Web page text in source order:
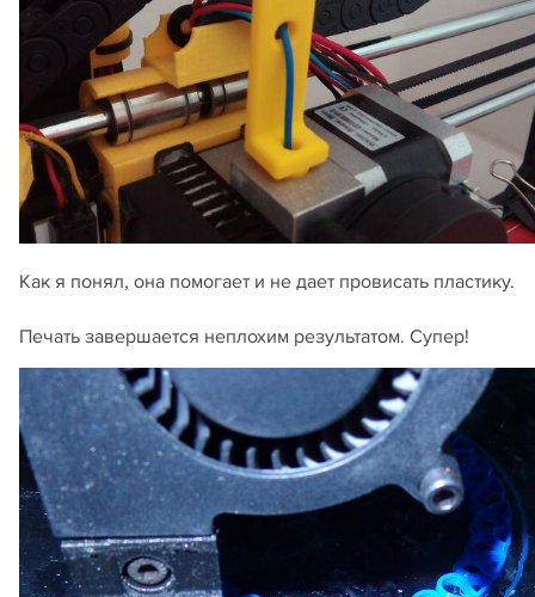
Как я понял, она помогает и не дает провисать пластику.
Печать завершается неплохим результатом. Супер!